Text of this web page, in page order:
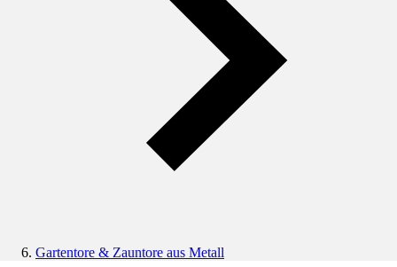
Gartentore & Zauntore aus Metall